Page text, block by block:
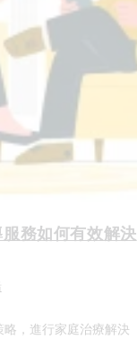
務如何有效解決
，進行家庭治療解決